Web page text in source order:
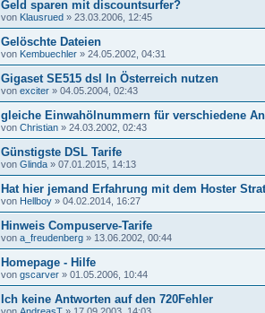
Geld sparen mit discountsurfer?
von Klausrued » 23.03.2006, 12:45
Gelöschte Dateien
von Kembuechler » 24.05.2002, 04:31
Gigaset SE515 dsl In Österreich nutzen
von exciter » 04.05.2004, 02:43
gleiche Einwahölnummern für verschiedene
von Christian » 24.03.2002, 02:43
Günstigste DSL Tarife
von Glinda » 07.01.2015, 14:13
Hat hier jemand Erfahrung mit dem Hoster
von Hellboy » 04.02.2014, 16:27
Hinweis Compuserve-Tarife
von a_freudenberg » 13.06.2002, 00:44
Homepage - Hilfe
von gscarver » 01.05.2006, 10:44
Ich keine Antworten auf den 720Fehler